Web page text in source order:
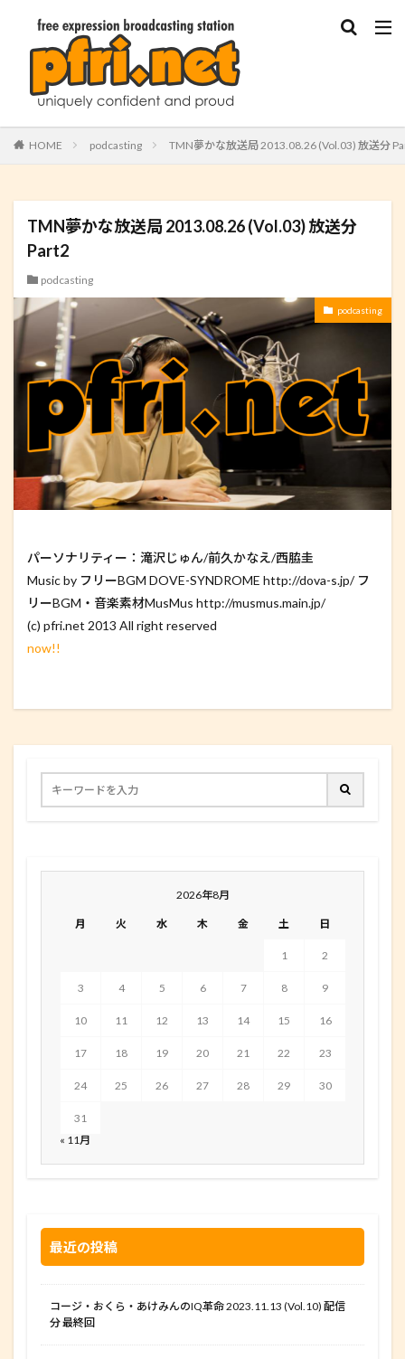
HOME podcasting TMN夢かな放送局 2013.08.26 (Vol.03) 放送分
TMN夢かな放送局 2013.08.26 (Vol.03) 放送分
Part2
podcasting
podcasting
パーソナリティー：滝沢じゅん/前久かなえ/西脇圭
Music by フリーBGM DOVE-SYNDROME http://dova-s.jp/ フ
リーBGM・音楽素材MusMus http://musmus.main.jp/
(c) pfri.net 2013 All right reserved
now!!
2026年8月
月 火 水 木 金 土 日
1 2
3 4 5 6 7 8 9
10 11 12 13 14 15 16
17 18 19 20 21 22 23
24 25 26 27 28 29 30
31
« 11月
最近の投稿
コージ・おくら・あけみんのIQ革命 2023.11.13 (Vol.10) 配信
分 最終回